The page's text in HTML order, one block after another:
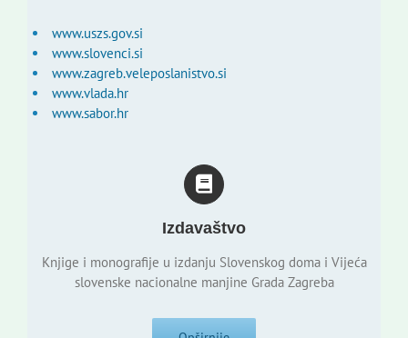
www.uszs.gov.si
www.slovenci.si
www.zagreb.veleposlanistvo.si
www.vlada.hr
www.sabor.hr
Izdavaštvo
Knjige i monografije u izdanju Slovenskog doma i Vijeća
slovenske nacionalne manjine Grada Zagreba